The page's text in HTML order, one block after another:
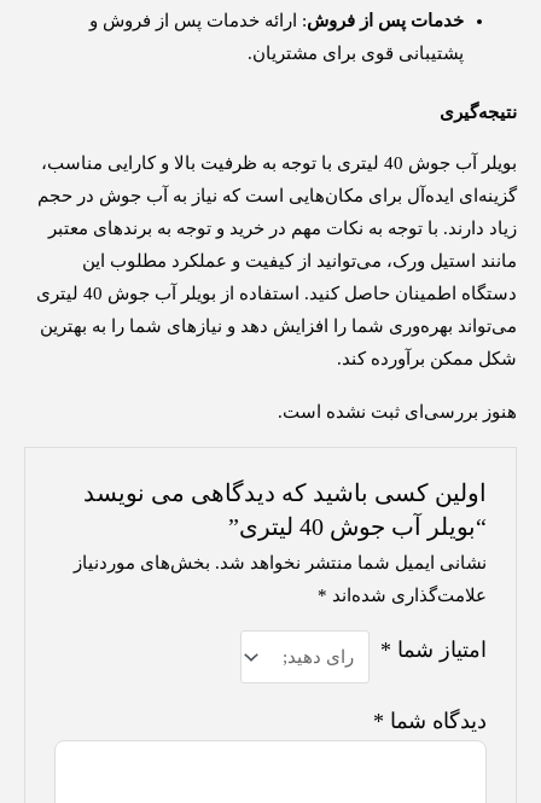
خدمات پس از فروش: ارائه خدمات پس از فروش و
پشتیبانی قوی برای مشتریان.
نتیجه‌گیری
بویلر آب جوش 40 لیتری با توجه به ظرفیت بالا و کارایی مناسب،
گزینه‌ای ایده‌آل برای مکان‌هایی است که نیاز به آب جوش در حجم
زیاد دارند. با توجه به نکات مهم در خرید و توجه به برندهای معتبر
مانند استیل ورک، می‌توانید از کیفیت و عملکرد مطلوب این
دستگاه اطمینان حاصل کنید. استفاده از بویلر آب جوش 40 لیتری
می‌تواند بهره‌وری شما را افزایش دهد و نیازهای شما را به بهترین
شکل ممکن برآورده کند.
هنوز بررسی‌ای ثبت نشده است.
اولین کسی باشید که دیدگاهی می نویسد
“بویلر آب جوش 40 لیتری”
نشانی ایمیل شما منتشر نخواهد شد. بخش‌های موردنیاز
علامت‌گذاری شده‌اند *
امتیاز شما *
دیدگاه شما *